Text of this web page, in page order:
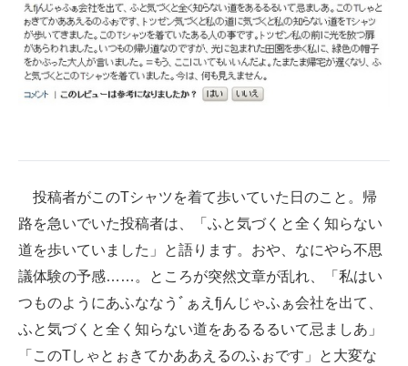
AI活用のいまが分かる
企業ITのトレンドを詳説
経営リーダーのコミュニティ
企業向けIT製品の総合サイト
IT製品の技術・比較・事例
製造業のIT導入・活用を支援
モノづくり技術者専門サイト
投稿者がこのTシャツを着て歩いていた日のこと。帰
路を急いでいた投稿者は、「ふと気づくと全く知らない
道を歩いていました」と語ります。おや、なにやら不思
議体験の予感……。ところが突然文章が乱れ、「私はい
つものようにあふななうﾞぁえfjんじゃふぁ会社を出て、
ふと気づくと全く知らない道をあるるるいて忌ましあ」
「このTしゃとぉきてかああえるのふぉです」と大変な